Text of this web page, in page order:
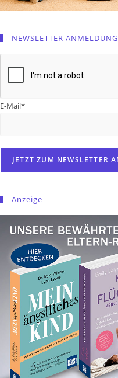
NEWSLETTER ANMELDUNG
E-Mail*
Anzeige